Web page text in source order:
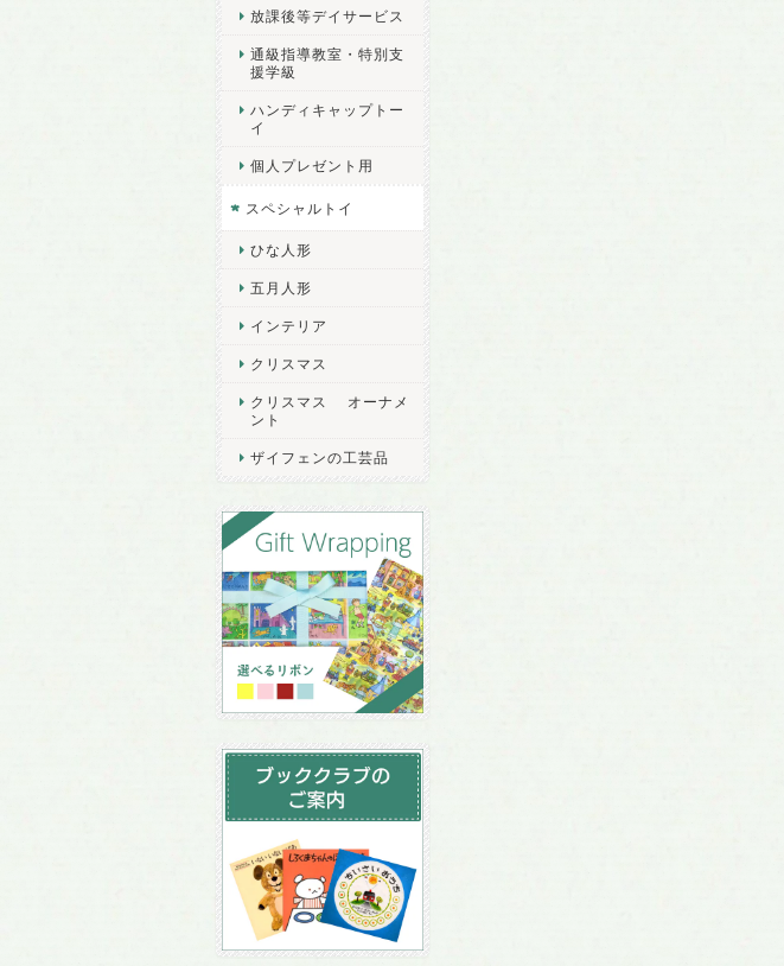
放課後等デイサービス
通級指導教室・特別支
援学級
ハンディキャップトー
イ
個人プレゼント用
スペシャルトイ
ひな人形
五月人形
インテリア
クリスマス
クリスマス オーナメ
ント
ザイフェンの工芸品